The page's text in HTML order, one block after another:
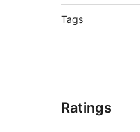
Tags
Ratings